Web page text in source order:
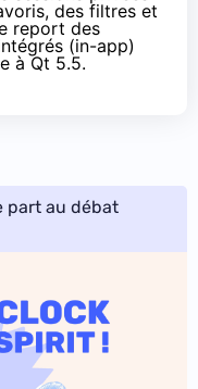
des filtres et
report des
(in-app)
à Qt 5.5.
part au débat